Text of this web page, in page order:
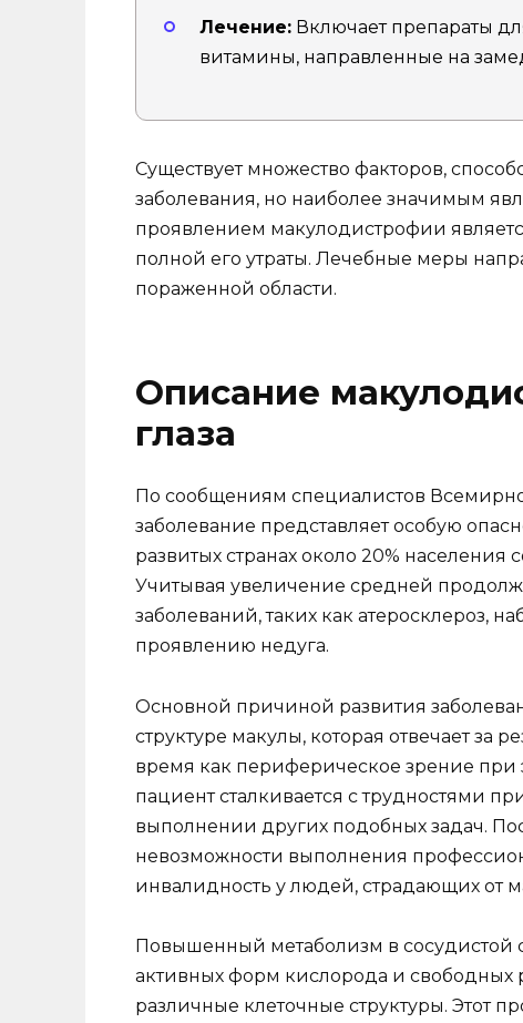
Лечение: Включает препараты
витамины, направленные на
Существует множество факторов,
заболевания, но наиболее значимым
проявлением макулодистрофии
полной его утраты. Лечебные меры
пораженной области.
Описание
глаза
По сообщениям специалистов
заболевание представляет особую
развитых странах около 20% населения
Учитывая увеличение средней
заболеваний, таких как атеросклероз,
проявлению недуга.
Основной причиной развития
структуре макулы, которая отвечает за
время как периферическое зрение при
пациент сталкивается с трудностями
выполнении других подобных задач.
невозможности выполнения
инвалидность у людей, страдающих от
Повышенный метаболизм в сосудистой
активных форм кислорода и свободных
различные клеточные структуры. Этот